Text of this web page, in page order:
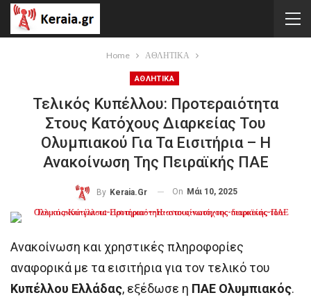
Home ΑΘΛΗΤΙΚΑ
ΑΘΛΗΤΙΚΑ
Τελικός Κυπέλλου: Προτεραιότητα
Στους Κατόχους Διαρκείας Του
Ολυμπιακού Για Τα Εισιτήρια – Η
Ανακοίνωση Της Πειραϊκής ΠΑΕ
By Keraia.gr On Μάι 10, 2025
Ανακοίνωση και χρηστικές πληροφορίες
αναφορικά με τα εισιτήρια για τον τελικό του
Κυπέλλου Ελλάδας, εξέδωσε η ΠΑΕ Ολυμπιακός.